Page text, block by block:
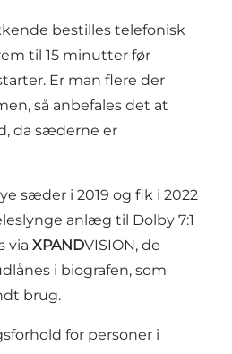
bestilles telefonisk
til 15 minutter før
Er man flere der
så anbefales det at
da sæderne er
sæder i 2019 og fik i 2022
anlæg til Dolby 7:1
via XPANDVISION, de
i biografen, som
brug.
for personer i